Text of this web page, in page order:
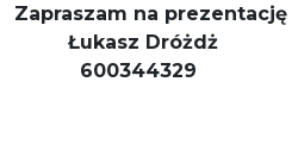
Zapraszam na prezentację
Łukasz Dróżdż
600344329